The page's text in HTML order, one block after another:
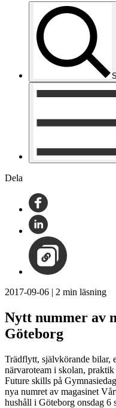
Dela
2017-09-06 | 2 min läsning
Nytt nummer av
Göteborg
Trädflytt, självkörande bilar,
närvaroteam i skolan,
Future skills på
nya numret av magasinet
hushåll i Göteborg onsdag 6